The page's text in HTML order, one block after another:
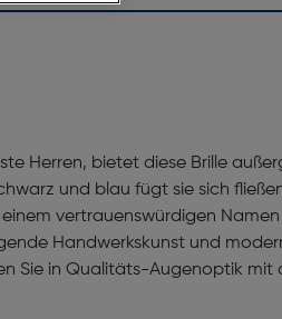
Herren, bietet diese Brille
und blau fügt sie sich
vertrauenswürdigen
Handwerkskunst und
Sie in Qualitäts-Augenoptik mit